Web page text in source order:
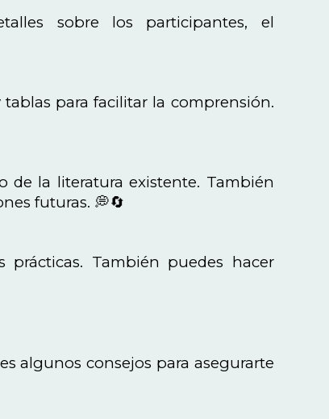
sobre los participantes, el
para facilitar la comprensión.
de la literatura existente. También
futuras. 💭🔄
También puedes hacer
algunos consejos para asegurarte